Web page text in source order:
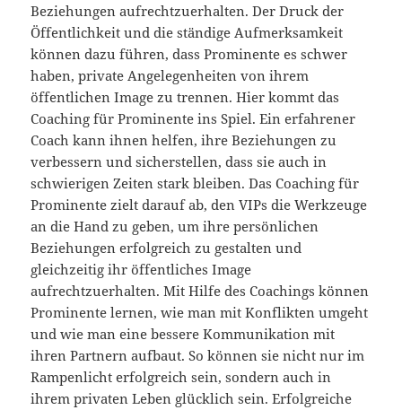
Beziehungen aufrechtzuerhalten. Der Druck der
Öffentlichkeit und die ständige Aufmerksamkeit
können dazu führen, dass Prominente es schwer
haben, private Angelegenheiten von ihrem
öffentlichen Image zu trennen. Hier kommt das
Coaching für Prominente ins Spiel. Ein erfahrener
Coach kann ihnen helfen, ihre Beziehungen zu
verbessern und sicherstellen, dass sie auch in
schwierigen Zeiten stark bleiben. Das Coaching für
Prominente zielt darauf ab, den VIPs die Werkzeuge
an die Hand zu geben, um ihre persönlichen
Beziehungen erfolgreich zu gestalten und
gleichzeitig ihr öffentliches Image
aufrechtzuerhalten. Mit Hilfe des Coachings können
Prominente lernen, wie man mit Konflikten umgeht
und wie man eine bessere Kommunikation mit
ihren Partnern aufbaut. So können sie nicht nur im
Rampenlicht erfolgreich sein, sondern auch in
ihrem privaten Leben glücklich sein. Erfolgreiche